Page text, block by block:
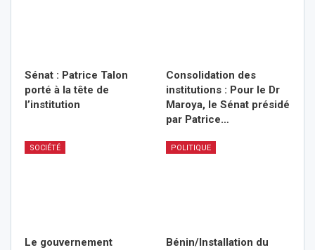
Sénat : Patrice Talon
porté à la tête de
l’institution
Consolidation des
institutions : Pour le Dr
Maroya, le Sénat présidé
par Patrice…
SOCIÉTÉ
Le gouvernement
POLITIQUE
Bénin/Installation du